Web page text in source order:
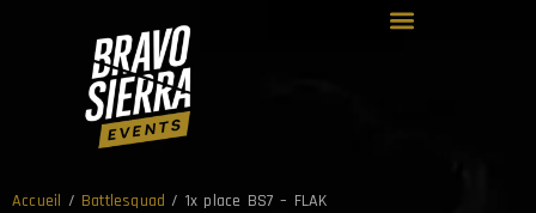
Accueil / Battlesquad / 1x place BS7 – FLAK